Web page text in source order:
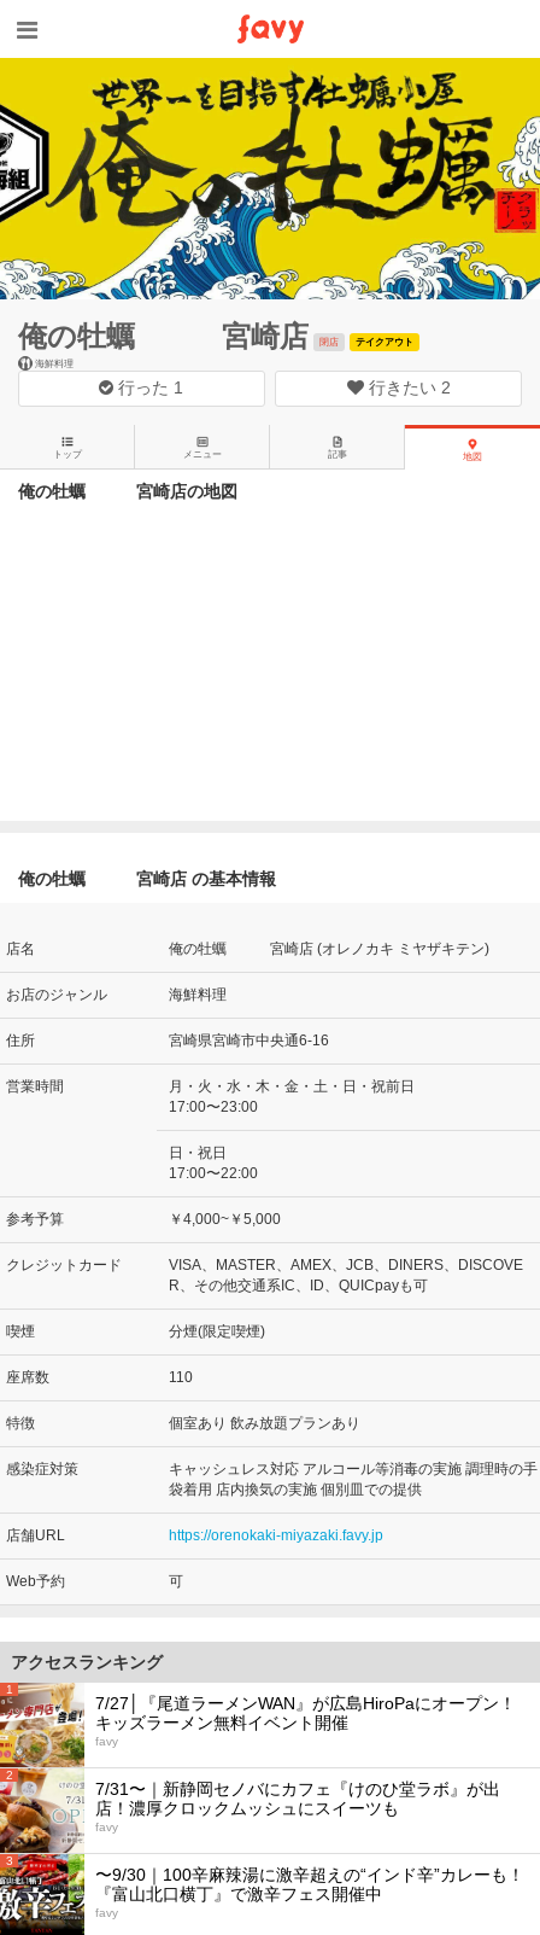
俺の牡蠣 宮崎店 閉店
テイクアウト
海鮮料理
行った 1 行きたい 2
トップ メニュー 記事 地図
俺の牡蠣 宮崎店の地図
俺の牡蠣 宮崎店 の基本情報
店名 俺の牡蠣 宮崎店 (オレノカキ ミヤザキテン)
お店のジャンル 海鮮料理
住所 宮崎県宮崎市中央通6-16
営業時間
月・火・水・木・金・土・日・祝前日
17:00〜23:00
日・祝日
17:00〜22:00
参考予算 ￥4,000~￥5,000
クレジットカード
VISA、MASTER、AMEX、JCB、DINERS、DISCOVE
R、その他交通系IC、ID、QUICpayも可
喫煙 分煙(限定喫煙)
座席数 110
特徴 個室あり 飲み放題プランあり
感染症対策
キャッシュレス対応 アルコール等消毒の実施 調理時の手
袋着用 店内換気の実施 個別皿での提供
店舗URL https://orenokaki-miyazaki.favy.jp
Web予約 可
アクセスランキング
1
7/27│『尾道ラーメンWAN』が広島HiroPaにオープン！
キッズラーメン無料イベント開催
favy
2
7/31〜｜新静岡セノバにカフェ『けのひ堂ラボ』が出
店！濃厚クロックムッシュにスイーツも
favy
3
〜9/30｜100辛麻辣湯に激辛超えの“インド辛”カレーも！
『富山北口横丁』で激辛フェス開催中
favy